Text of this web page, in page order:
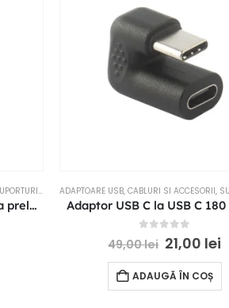
SI ACCESORII
Adaptor USB 3.0 Mama Mama prelungitor cablu USB
ADAPTOARE USB, CABLURI SI ACCESORII,
Adaptor USB C la USB C
out of 5
49,00lei 21,00 lei
ADAUGĂ ÎN COȘ